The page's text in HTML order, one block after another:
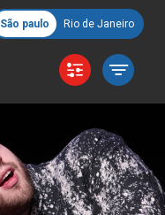
São paulo Rio de Janeiro